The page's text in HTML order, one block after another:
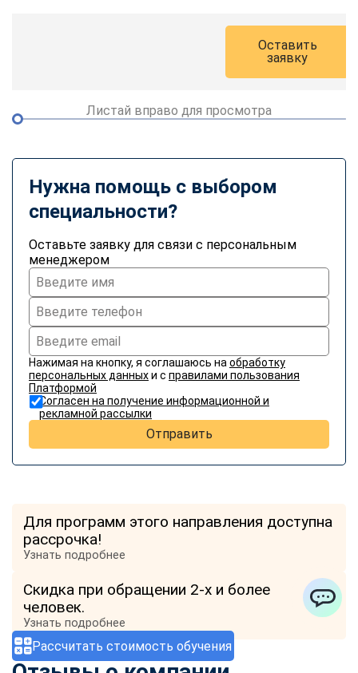
Рассчитать стоимость обучения
Оставить
заявку
Листай вправо для просмотра
Нужна помощь с выбором
специальности?
Оставьте заявку для связи с персональным
менеджером
Нажимая на кнопку, я соглашаюсь на обработку
персональных данныхи с правилами пользования
Платформой
Согласен на получение информационной и
рекламной рассылки
Отправить
Для программ этого направления доступна
рассрочка!
Узнать подробнее
Скидка при обращении 2-х и более
человек.
Узнать подробнее
Свяжитесь с нами через любой удобный мессенджер!